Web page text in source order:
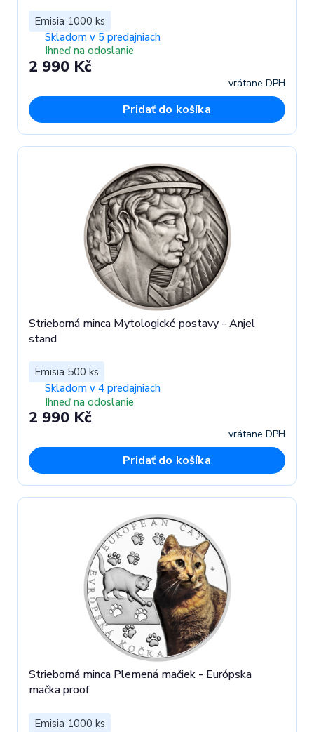
Emisia 1000 ks
Skladom v 5 predajniach
Ihneď na odoslanie
2 990 Kč
vrátane DPH
Pridať do košíka
Strieborná minca Mytologické postavy - Anjel
stand
Emisia 500 ks
Skladom v 4 predajniach
Ihneď na odoslanie
2 990 Kč
vrátane DPH
Pridať do košíka
Strieborná minca Plemená mačiek - Európska
mačka proof
Emisia 1000 ks